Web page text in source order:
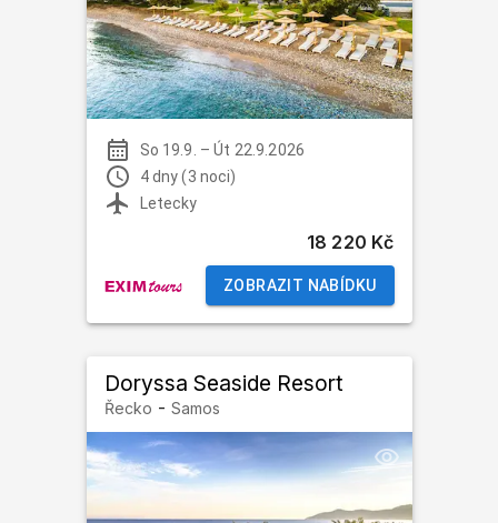
So 19.9. –Út 22.9.2026
4 dny (3 noci)
Letecky
18 220 Kč
ZOBRAZIT NABÍDKU
Doryssa Seaside Resort
Řecko - Samos